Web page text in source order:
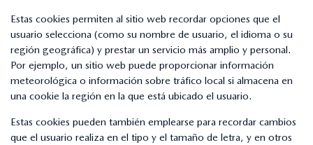
Estas cookies permiten al sitio web recordar opciones que el
usuario selecciona (como su nombre de usuario, el idioma o su
región geográfica) y prestar un servicio más amplio y personal.
Por ejemplo, un sitio web puede proporcionar información
meteorológica o información sobre tráfico local si almacena en
una cookie la región en la que está ubicado el usuario.
Estas cookies pueden también emplearse para recordar cambios
que el usuario realiza en el tipo y el tamaño de letra, y en otros